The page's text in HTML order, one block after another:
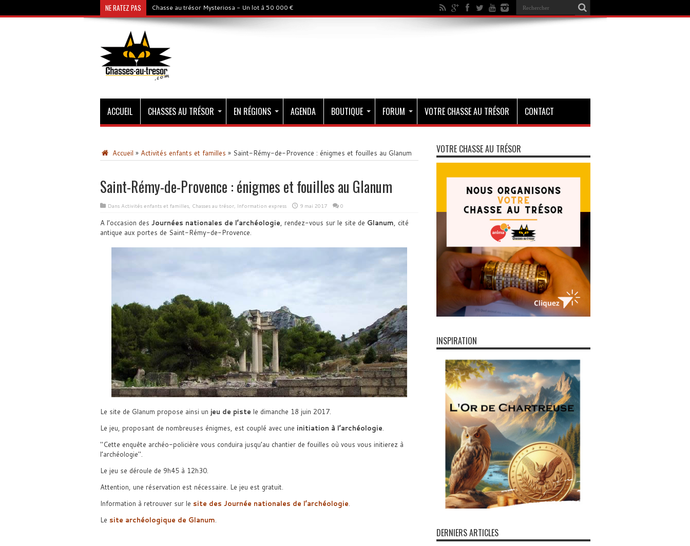
NE RATEZ PAS Chasse au trésor Mysteriosa - Un lot à 50 000 €
ACCUEIL CHASSES AU TRÉSOR EN RÉGIONS AGENDA BOUTIQUE FORUM VOTRE CHASSE AU TRÉSOR CONTACT
Accueil » Activités enfants et familles » Saint-Rémy-de-Provence : énigmes et fouilles au Glanum
Saint-Rémy-de-Provence : énigmes et fouilles au Glanum
Dans Activités enfants et familles, Chasses au trésor, Information express 9 mai 2017 0
A l’occasion des Journées nationales de l’archéologie, rendez-vous sur le site de Glanum, cité
antique aux portes de Saint-Rémy-de-Provence.
Le site de Glanum propose ainsi un jeu de piste le dimanche 18 juin 2017.
Le jeu, proposant de nombreuses énigmes, est couplé avec une initiation à l’archéologie.
Cette enquête archéo-policière vous conduira jusqu’au chantier de fouilles où vous vous initierez à
l’archéologie .
Le jeu se déroule de 9h45 à 12h30.
Attention, une réservation est nécessaire. Le jeu est gratuit.
Information à retrouver sur le site des Journée nationales de l’archéologie.
Le site archéologique de Glanum.
VOTRE CHASSE AU TRÉSOR
INSPIRATION
DERNIERS ARTICLES